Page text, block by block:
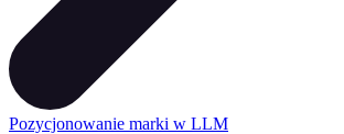
Pozycjonowanie marki w LLM